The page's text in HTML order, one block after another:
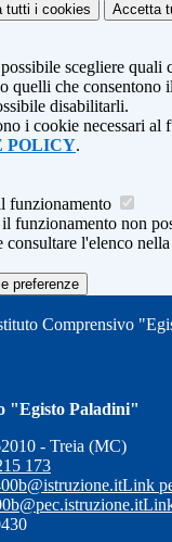
tutti i cookies Accetta
scegliere quali
quelli che consentono
disabilitarli.
i cookie necessari al
POLICY.
funzionamento
funzionamento non
l'elenco
preferenze
Comprensivo
"Egisto Paladini"
- Treia (MC)
173
Link